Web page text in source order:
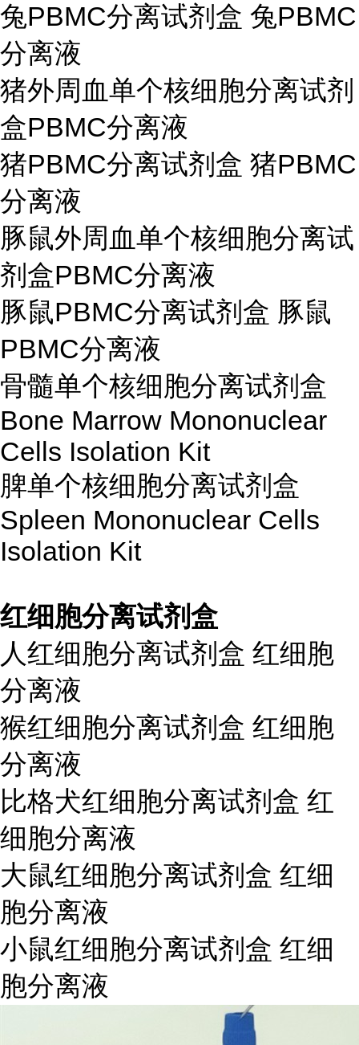
兔PBMC分离试剂盒 兔PBMC
分离液
猪外周血单个核细胞分离试剂
盒PBMC分离液
猪PBMC分离试剂盒 猪PBMC
分离液
豚鼠外周血单个核细胞分离试
剂盒PBMC分离液
豚鼠PBMC分离试剂盒 豚鼠
PBMC分离液
骨髓单个核细胞分离试剂盒
Bone Marrow Mononuclear
Cells Isolation Kit
脾单个核细胞分离试剂盒
Spleen Mononuclear Cells
Isolation Kit
红细胞分离试剂盒
人红细胞分离试剂盒 红细胞
分离液
猴红细胞分离试剂盒 红细胞
分离液
比格犬红细胞分离试剂盒 红
细胞分离液
大鼠红细胞分离试剂盒 红细
胞分离液
小鼠红细胞分离试剂盒 红细
胞分离液